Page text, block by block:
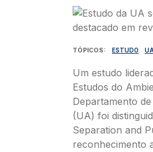
Imagem
TÓPICOS ESTUDO UA
Um estudo
Estudos do
Departamento
(UA) foi
Separation and
reconhecimento